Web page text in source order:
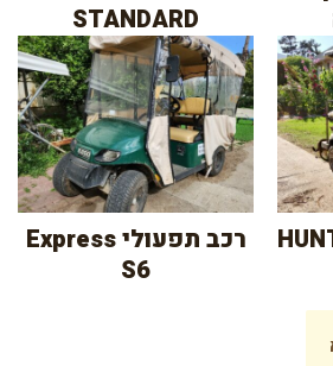
STANDARD
רכב תפעולי Express
S6